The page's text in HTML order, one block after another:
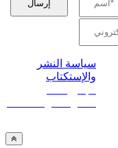
سياسة النشر
والإستكتاب